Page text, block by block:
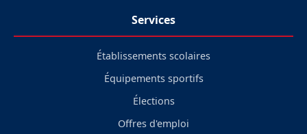
Services
Établissements scolaires
Équipements sportifs
Élections
Offres d'emploi